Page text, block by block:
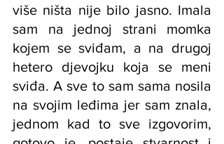
više ništa nije bilo jasno. Imala
sam na jednoj strani momka
kojem se sviđam, a na drugoj
hetero djevojku koja se meni
sviđa. A sve to sam sama nosila
na svojim leđima jer sam znala,
jednom kad to sve izgovorim,